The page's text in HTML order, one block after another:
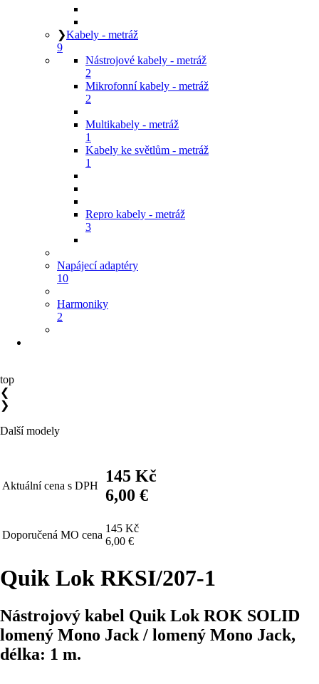
❯Kabely - metráž
9
Nástrojové kabely - metráž
2
Mikrofonní kabely - metráž
2
Multikabely - metráž
1
Kabely ke světlům - metráž
1
Repro kabely - metráž
3
Napájecí adaptéry
10
Harmoniky
2
top
❮
❯
Další modely
Aktuální cena s DPH
145 Kč
6,00 €
Doporučená MO cena
145 Kč
6,00 €
Quik Lok RKSI/207-1
Nástrojový kabel Quik Lok ROK SOLID
lomený Mono Jack / lomený Mono Jack,
délka: 1 m.